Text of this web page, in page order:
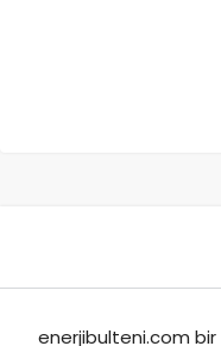
enerjibulteni.com bir